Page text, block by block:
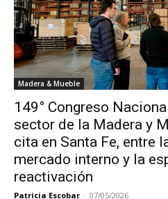
Madera & Mueble
149° Congreso
sector de la Madera y
cita en Santa Fe, entre
mercado interno y la
reactivación
Patricia Escobar - 07/05/2026